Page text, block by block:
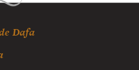
Dafa